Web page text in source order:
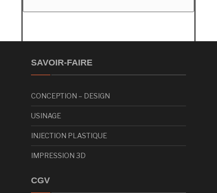
SAVOIR-FAIRE
CONCEPTION – DESIGN
USINAGE
INJECTION PLASTIQUE
IMPRESSION 3D
CGV